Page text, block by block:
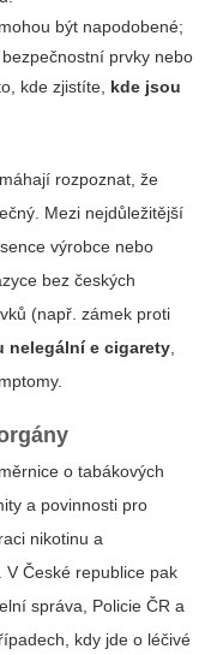
být napodobené;
prvky nebo
kde zjistíte, kde jsou
rozpoznat, že
Mezi nejdůležitější
výrobce nebo
bez českých
(např. zámek proti
nelegální e cigarety,
o tabákových
a povinnosti pro
nikotinu a
České republice pak
správa, Policie ČR a
kdy jde o léčivé